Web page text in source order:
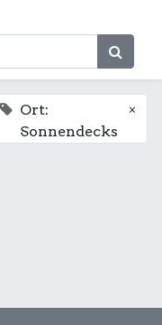
Ort:
Sonnendecks
×